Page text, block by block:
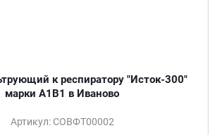
к респиратору "Исток-300"
марки А1В1 в Иваново
Артикул: СОВФТ00002